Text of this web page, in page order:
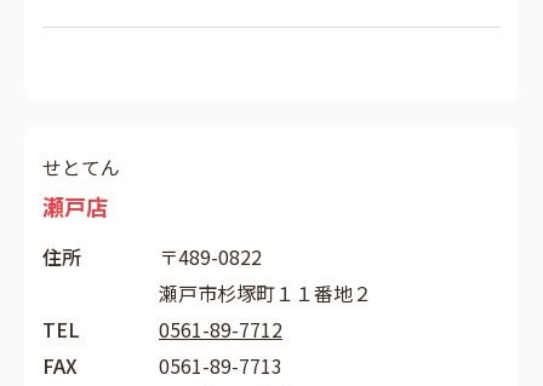
せとてん
瀬戸店
住所
〒489-0822
瀬戸市杉塚町１１番地２
TEL
0561-89-7712
FAX
0561-89-7713